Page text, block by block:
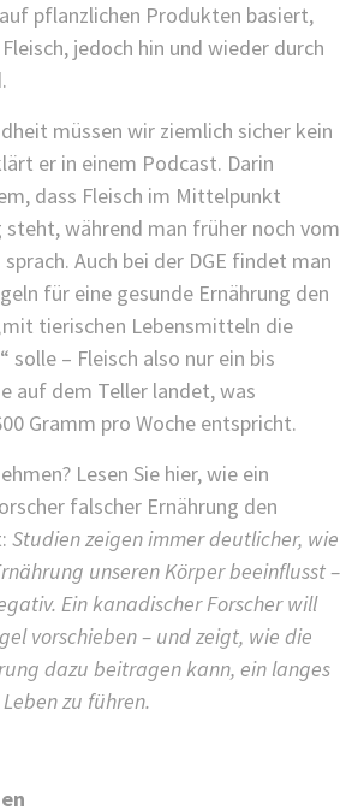
pflanzlichen Produkten basiert,
jedoch hin und wieder durch
müssen wir ziemlich sicher kein
er in einem Podcast. Darin
dass Fleisch im Mittelpunkt
steht, während man früher noch vom
Auch bei der DGE findet man
für eine gesunde Ernährung den
tierischen Lebensmitteln die
solle – Fleisch also nur ein bis
auf dem Teller landet, was
Gramm pro Woche entspricht.
Lesen Sie hier, wie ein
falscher Ernährung den
Studien zeigen immer deutlicher, wie
unseren Körper beeinflusst –
Ein kanadischer Forscher will
vorschieben – und zeigt, wie die
dazu beitragen kann, ein langes
zu führen.